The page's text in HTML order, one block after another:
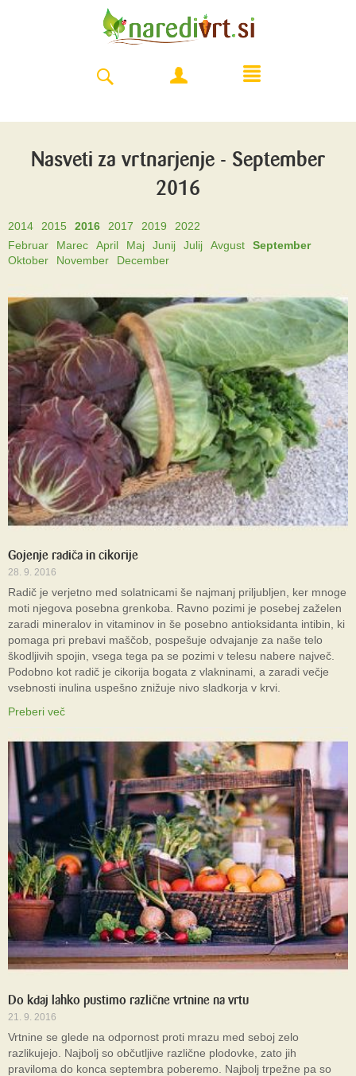
Nasveti za vrtnarjenje - September
2016
2014 2015 2016 2017 2019
2022
Februar
Marec April Maj Junij Julij Avgust
September
Oktober
November December
Gojenje radiča in cikorije
28. 9. 2016
Radič je verjetno med solatnicami še najmanj priljubljen, ker mnoge
moti njegova posebna grenkoba. Ravno pozimi je posebej zaželen
zaradi mineralov in vitaminov in še posebno antioksidanta intibin, ki
pomaga pri prebavi maščob, pospešuje odvajanje za naše telo
škodljivih spojin, vsega tega pa se pozimi v telesu nabere največ.
Podobno kot radič je cikorija bogata z vlakninami, a zaradi večje
vsebnosti inulina uspešno znižuje nivo sladkorja v krvi.
Preberi več
Do kdaj lahko pustimo različne vrtnine na vrtu
21. 9. 2016
Vrtnine se glede na odpornost proti mrazu med seboj zelo
razlikujejo. Najbolj so občutljive različne plodovke, zato jih
praviloma do konca septembra poberemo. Najbolj trpežne pa so